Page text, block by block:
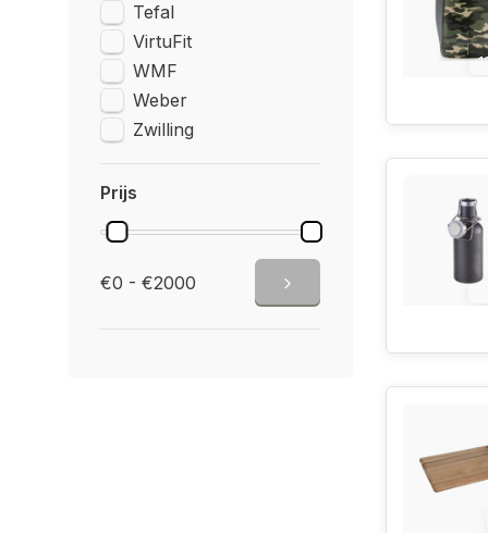
Tefal
VirtuFit
WMF
Weber
Zwilling
Prijs
€0 - €2000